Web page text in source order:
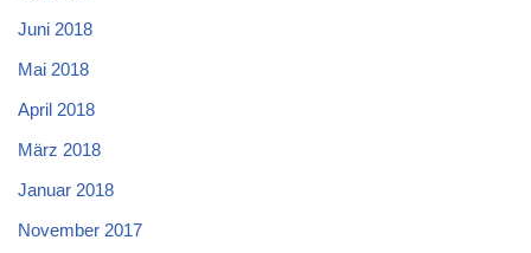
Juni 2018
Mai 2018
April 2018
März 2018
Januar 2018
November 2017